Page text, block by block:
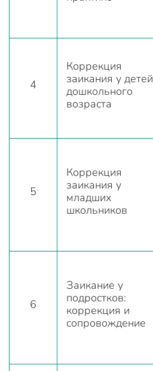
4
Коррекция
заикания у детей
дошкольного
возраста
5
Коррекция
заикания у
младших
школьников
6
Заикание у
подростков:
коррекция и
сопровождение